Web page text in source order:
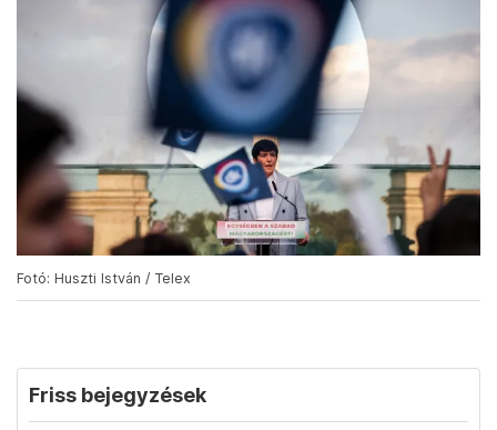
Fotó: Huszti István / Telex
Friss bejegyzések